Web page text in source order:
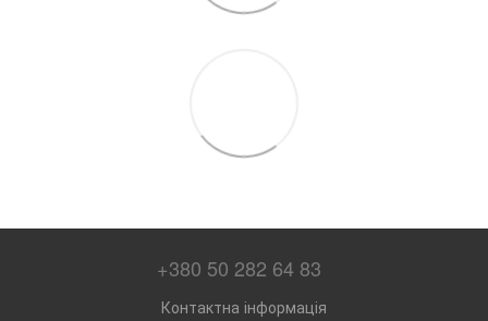
+380 50 282 64 83
Контактна інформація